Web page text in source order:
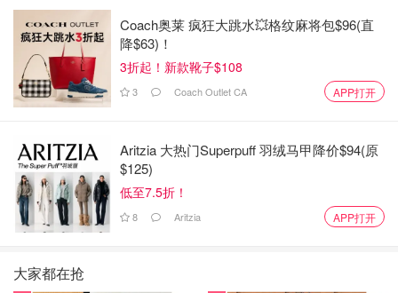
Coach奥莱 疯狂大跳水💥格纹麻将包$96(直
降$63)！
3折起！新款靴子$108
3 Coach Outlet CA APP打开
Aritzia 大热门Superpuff 羽绒马甲降价$94(原
$125)
低至7.5折！
8 Aritzia APP打开
大家都在抢